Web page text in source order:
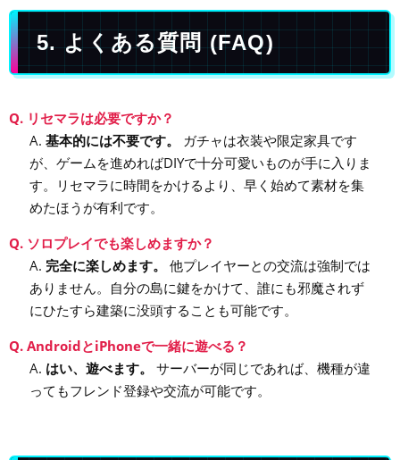
5. よくある質問 (FAQ)
Q. リセマラは必要ですか？
A. 基本的には不要です。
ガチャは衣装や限定家具です
が、ゲームを進めればDIYで十分可愛いものが手に入りま
す。リセマラに時間をかけるより、早く始めて素材を集
めたほうが有利です。
Q. ソロプレイでも楽しめますか？
A. 完全に楽しめます。
他プレイヤーとの交流は強制では
ありません。自分の島に鍵をかけて、誰にも邪魔されず
にひたすら建築に没頭することも可能です。
Q. AndroidとiPhoneで一緒に遊べる？
A. はい、遊べます。
サーバーが同じであれば、機種が違
ってもフレンド登録や交流が可能です。